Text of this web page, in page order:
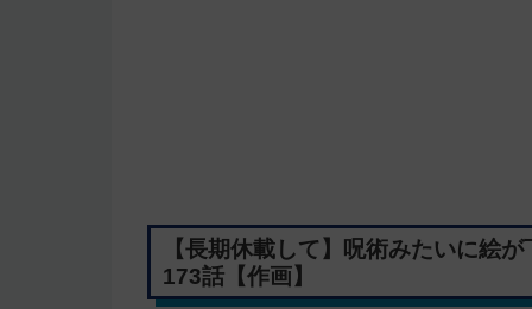
【長期休載して】呪術みたいに絵
173話【作画】